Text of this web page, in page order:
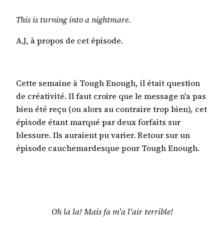
This is turning into a nightmare.
A.J, à propos de cet épisode.
Cette semaine à Tough Enough, il était question
de créativité. Il faut croire que le message n'a pas
bien été reçu (ou alors au contraire trop bien), cet
épisode étant marqué par deux forfaits sur
blessure. Ils auraient pu varier. Retour sur un
épisode cauchemardesque pour Tough Enough.
Oh la la! Mais fa m'a l'air terrible!